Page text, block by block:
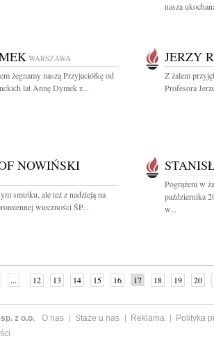
nasza
WARSZAWA
żegnamy naszą Przyjaciółkę od
lat Annę Dymek z...
JERZY
Z żalem
Profesora
NOWIŃSKI
smutku, ale też z nadzieją na
wieczności ŚP...
Pogrążeni w
października
w...
... 12 13 14 15 16 17 18 19 20
z o.o. O nas Staże u nas Reklama
Polityka